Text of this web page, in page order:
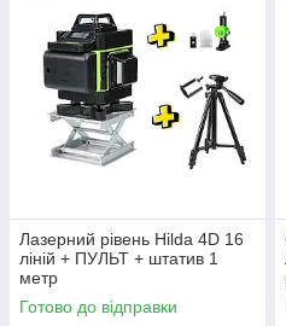
Лазерний рівень Hilda 4D 16
ліній + ПУЛЬТ + штатив 1
метр
Готово до відправки